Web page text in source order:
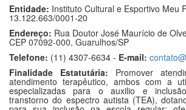
Entidade: Instituto Cultural e Esportivo Meu
13.122.663/0001-20
Endereço: Rua Doutor José Maurício de
CEP 07092-000, Guarulhos/SP
Telefone: (11) 4307-6634 - E-mail:
Finalidade Estatutária: Promover
atendimento terapêutico, ambos com a
especializadas para o auxilio e
transtorno do espectro autista (TEA),